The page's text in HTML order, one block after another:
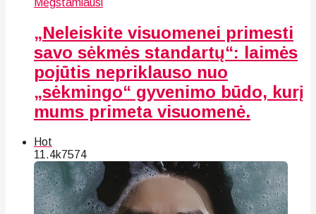
Mėgstamiausi
„Neleiskite visuomenei primesti
savo sėkmės standartų“: laimės
pojūtis nepriklauso nuo
„sėkmingo“ gyvenimo būdo, kurį
mums primeta visuomenė.
Hot
11.4k7574